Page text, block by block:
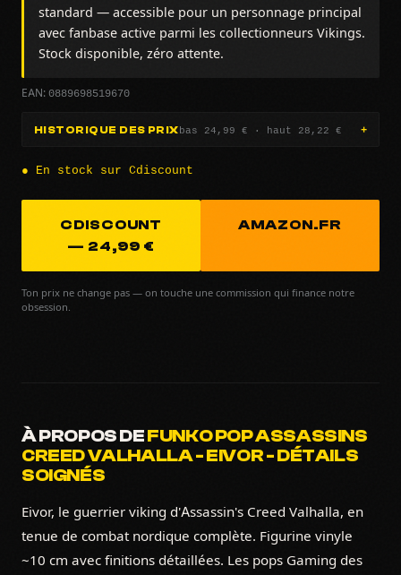
standard — accessible pour un personnage principal
avec fanbase active parmi les collectionneurs Vikings.
Stock disponible, zéro attente.
EAN: 0889698519670
HISTORIQUE DES PRIXbas 24,99 € · haut 28,22 €
● En stock sur Cdiscount
CDISCOUNT
— 24,99 €
AMAZON.FR
Ton prix ne change pas — on touche une commission qui finance notre
obsession.
À PROPOS DEFUNKO POP ASSASSINS
CREED VALHALLA - EIVOR - DÉTAILS
SOIGNÉS
Eivor, le guerrier viking d'Assassin's Creed Valhalla, en
tenue de combat nordique complète. Figurine vinyle
~10 cm avec finitions détaillées. Les pops Gaming des